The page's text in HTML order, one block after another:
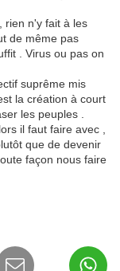
rien n'y fait à les
de même pas
. Virus ou pas on
suprême mis
la création à court
les peuples .
il faut faire avec ,
que de devenir
façon nous faire